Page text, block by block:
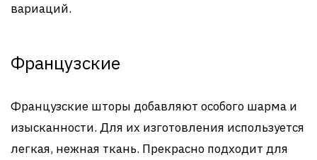
вариаций.
Французские
Французские шторы добавляют особого шарма и
изысканности. Для их изготовления используется
легкая, нежная ткань. Прекрасно подходит для